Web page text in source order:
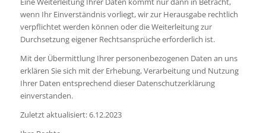
wenn Ihr Einverständnis vorliegt, wir zur Herausgabe rechtlich
verpflichtet werden können oder die Weiterleitung zur
Durchsetzung eigener Rechtsansprüche erforderlich ist.
Mit der Übermittlung Ihrer personenbezogenen Daten an uns
erklären Sie sich mit der Erhebung, Verarbeitung und Nutzung
Ihrer Daten entsprechend dieser Datenschutzerklärung
einverstanden.
Zuletzt aktualisiert: 6.12.2023